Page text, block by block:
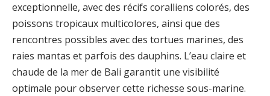
exceptionnelle, avec des récifs coralliens colorés, des
poissons tropicaux multicolores, ainsi que des
rencontres possibles avec des tortues marines, des
raies mantas et parfois des dauphins. L’eau claire et
chaude de la mer de Bali garantit une visibilité
optimale pour observer cette richesse sous-marine.